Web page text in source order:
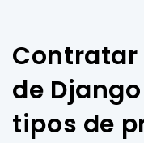
Contratar
de
tipos de